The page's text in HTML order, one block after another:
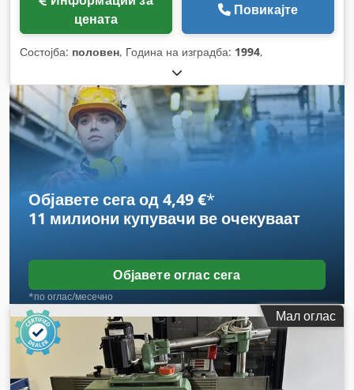
цената
Повикајте
Состојба: половен, Година на изградба: 1994,
Објавете сега од 4,49 €*
11 милиони купувачи ве очекуваат
Објавете оглас сега
*по оглас/месечно
Мал оглас